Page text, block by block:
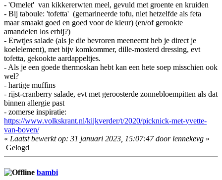
- 'Omelet' van kikkererwten meel, gevuld met groente en kruiden
- Bij taboule: 'tofetta' (gemarineerde tofu, niet hetzelfde als feta
maar smaakt goed en goed voor de kleur) (en/of gerookte
amandelen los erbij?)
- Erwtjes salade (als je die bevroren meeneemt heb je direct je
koelelement), met bijv komkommer, dille-mosterd dressing, evt
tofetta, gekookte aardappeltjes.
- Als je een goede thermoskan hebt kan een hete soep misschien ook
wel?
- hartige muffins
- rijst-cranberry salade, evt met geroosterde zonnebloempitten als dat
binnen allergie past
- zomerse inspiratie:
https://www.volkskrant.nl/kijkverder/t/2020/picknick-met-yvette-
van-boven/
« Laatst bewerkt op: 31 januari 2023, 15:07:47 door lennekevg »
Gelogd
bambi